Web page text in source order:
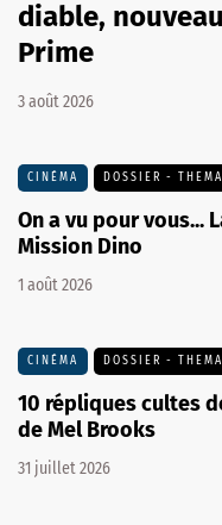
diable,
Prime
3 août 2026
CINÉMA DOSSIER - THEMA
On a vu pour vous...
Mission Dino
1 août 2026
CINÉMA DOSSIER - THEMA
10 répliques cultes
de Mel Brooks
31 juillet 2026